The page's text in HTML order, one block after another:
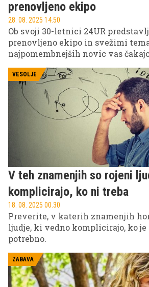
prenovljeno ekipo
28. 08. 2025 14.50
Ob svoji 30-letnici 24UR
prenovljeno ekipo in svežimi
najpomembnejših novic vas
zanimive vsebine.
VESOLJE
V teh znamenjih so rojeni
komplicirajo, ko ni treba
18. 08. 2025 00.30
Preverite, v katerih znamenjih
ljudje, ki vedno komplicirajo, ko je
potrebno.
ZABAVA